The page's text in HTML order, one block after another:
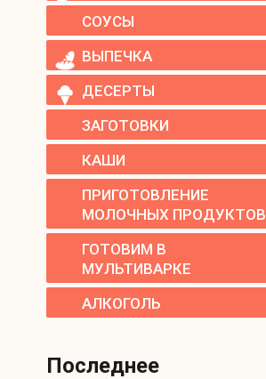
СОУСЫ
ВЫПЕЧКА
ДЕСЕРТЫ
ЗАГОТОВКИ
КАШИ
ПРИГОТОВЛЕНИЕ
МОЛОЧНЫХ ПРОДУКТОВ
ГОТОВИМ В
МУЛЬТИВАРКЕ
АЛКОГОЛЬ
Последнее